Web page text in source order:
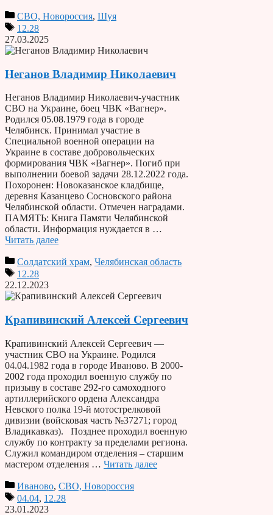
СВО, Новороссия, Шуя
12.28
27.03.2025
Неганов Владимир Николаевич
Неганов Владимир Николаевич-участник
СВО на Украине, боец ЧВК «Вагнер».
Родился 05.08.1979 года в городе
Челябинск. Принимал участие в
Специальной военной операции на
Украине в составе добровольческих
формирования ЧВК «Вагнер». Погиб при
выполнении боевой задачи 28.12.2022 года.
Похоронен: Новоказанское кладбище,
деревня Казанцево Сосновского района
Челябинской области. Отмечен наградами.
ПАМЯТЬ: Книга Памяти Челябинской
области. Информация нуждается в …
Читать далее
Солдатский храм, Челябинская область
12.28
22.12.2023
Крапивинский Алексей Сергеевич
Крапивинский Алексей Сергеевич —
участник СВО на Украине. Родился
04.04.1982 года в городе Иваново. В 2000-
2002 года проходил военную службу по
призыву в составе 292-го самоходного
артиллерийского ордена Александра
Невского полка 19-й мотострелковой
дивизии (войсковая часть №37271; город
Владикавказ). Позднее проходил военную
службу по контракту за пределами региона.
Служил командиром отделения – старшим
мастером отделения … Читать далее
Иваново, СВО, Новороссия
04.04, 12.28
23.01.2023